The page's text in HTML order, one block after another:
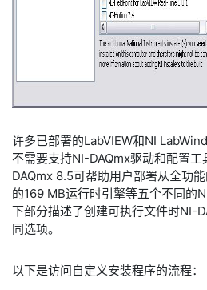
许多已部署的LabVIEW和NI
不需要支持NI-DAQmx驱动和配置
DAQmx 8.5可帮助用户部署从全功
的169 MB运行时引擎等五个不同的
下部分描述了创建可执行文件时NI-
同选项。
以下是访问自定义安装程序的流程：